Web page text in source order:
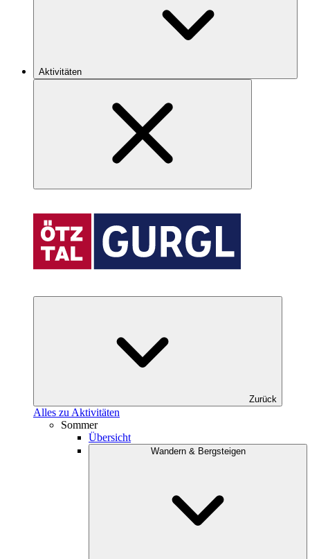
Aktivitäten
Zurück
Alles zu Aktivitäten
Sommer
Übersicht
Wandern & Bergsteigen